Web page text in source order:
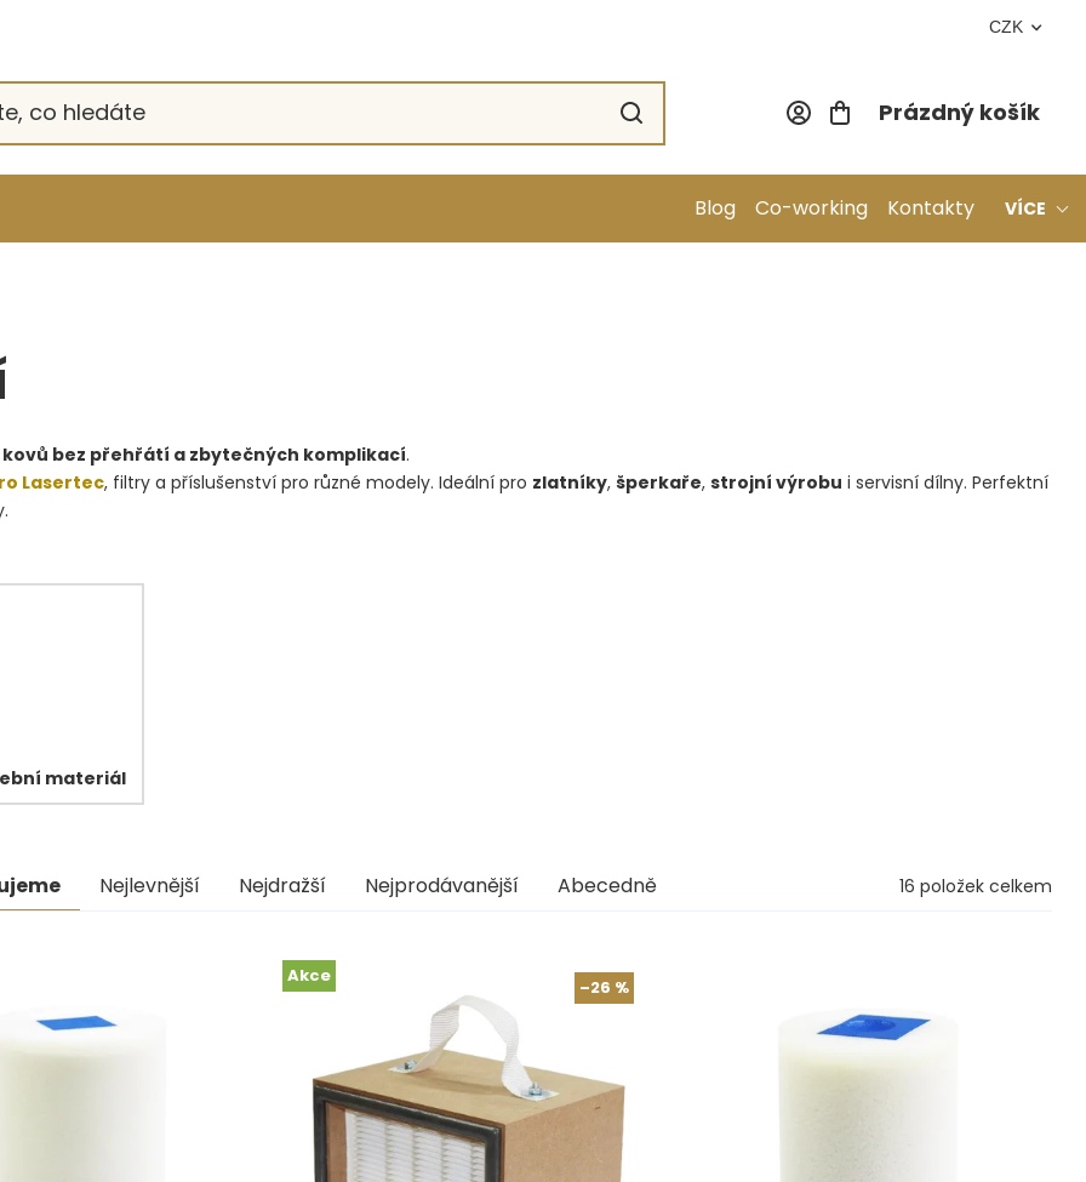
CZK
Nákupní
Prázdný košík
Blog Co-working Kontakty VÍCE
bez přehřátí a zbytečných komplikací.
Lasertec, filtry a příslušenství pro různé modely. Ideální pro zlatníky, šperkaře, strojní výrobu i servisní dílny. Perfektní
materiál
Nejlevnější Nejdražší Nejprodávanější Abecedně 16 položek celkem
Akce
–26 %